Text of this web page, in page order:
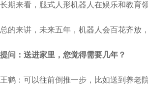
长期来看，腿式人形机器人在娱乐和教育
总的来讲，未来五年，机器人会百花齐放
提问：送进家里，您觉得需要几年？
王鹤：可以往前倒推一步，比如送到养老